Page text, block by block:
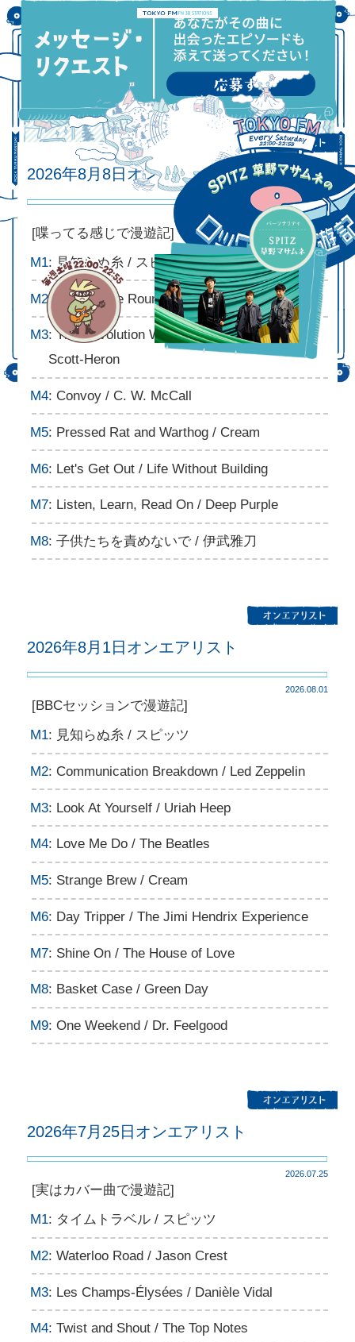
2026年8月8日オンエアリスト
2026.08.08
[喋ってる感じで漫遊記]
M1: 見知らぬ糸 / スピッツ
M2: Love Come Round / The Blue Aeroplanes
M3: The Revolution Will Not Be Televised / Gil
Scott-Heron
M4: Convoy / C. W. McCall
M5: Pressed Rat and Warthog / Cream
M6: Let's Get Out / Life Without Building
M7: Listen, Learn, Read On / Deep Purple
M8: 子供たちを責めないで / 伊武雅刀
2026年8月1日オンエアリスト
2026.08.01
[BBCセッションで漫遊記]
M1: 見知らぬ糸 / スピッツ
M2: Communication Breakdown / Led Zeppelin
M3: Look At Yourself / Uriah Heep
M4: Love Me Do / The Beatles
M5: Strange Brew / Cream
M6: Day Tripper / The Jimi Hendrix Experience
M7: Shine On / The House of Love
M8: Basket Case / Green Day
M9: One Weekend / Dr. Feelgood
2026年7月25日オンエアリスト
2026.07.25
[実はカバー曲で漫遊記]
M1: タイムトラベル / スピッツ
M2: Waterloo Road / Jason Crest
M3: Les Champs-Élysées / Danièle Vidal
M4: Twist and Shout / The Top Notes